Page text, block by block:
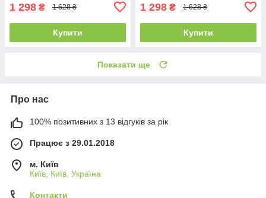
1 298 ₴ 1 628 ₴
Купити
1 298 ₴ 1 628 ₴
Купити
Показати ще
Про нас
100% позитивних з 13 відгуків за рік
Працює з 29.01.2018
м. Київ
Київ, Київ, Україна
Контакти